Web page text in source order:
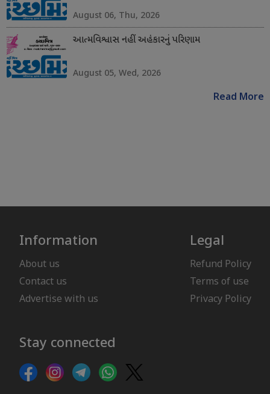
August 06, Thu, 2026
આત્મવિશ્વાસ નહીં અહંકારનું પરિણામ
August 05, Wed, 2026
Read More
Information
About us
Contact us
Advertise with us
Legal
Refund Policy
Terms of use
Privacy Policy
Stay connected